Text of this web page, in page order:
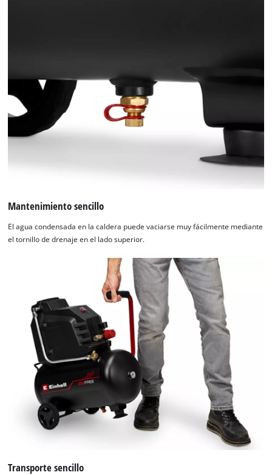
Mantenimiento sencillo
El agua condensada en la caldera puede vaciarse muy fácilmente mediante
el tornillo de drenaje en el lado superior.
Transporte sencillo